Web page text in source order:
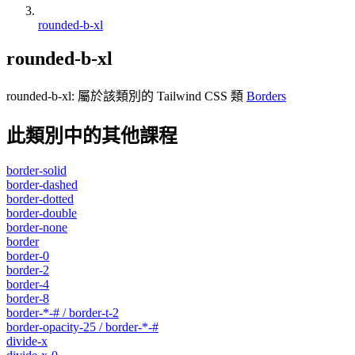
rounded-b-xl
rounded-b-xl
rounded-b-xl: 屬於該類別的 Tailwind CSS 類 Borders
此類別中的其他課程
border-solid
border-dashed
border-dotted
border-double
border-none
border
border-0
border-2
border-4
border-8
border-*-# / border-t-2
border-opacity-25 / border-*-#
divide-x